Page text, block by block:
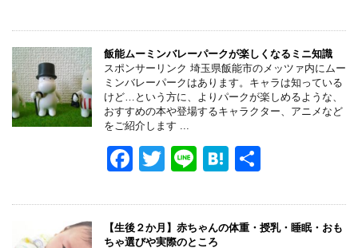
c
e
b
o
o
k
tt
er
e
e
n
a
飯能ムーミンバレーパークが楽しくなるミニ知識
スポンサーリンク 埼玉県飯能市のメッツァ内にムー
ミンバレーパークはあります。キャラは知っている
けど…という方に、よりパークが楽しめるような、
おすすめの本や登場するキャラクター、アニメなど
をご紹介します ...
F
c
e
T
tt
er
Li
e
H
e
n
【生後２か月】赤ちゃんの体重・授乳・睡眠・おも
ちゃ選びや実際のところ